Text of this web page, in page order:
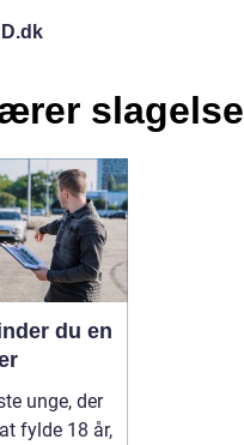
dk
slagelse
du en
unge, der
fylde 18 år,